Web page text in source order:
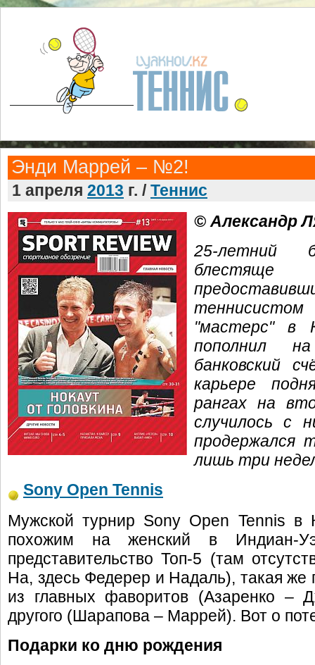
Энди Маррей – №2!
1 апреля 2013 г. / Теннис
© Александр
25-летний
"мастерс" в
пополнил
банковский
карьере
рангах на
случилось с
продержался
лишь три
Sony Open Tennis
Мужской турнир Sony Open Tennis в
похожим на женский в Индиан-
представительство Топ-5 (там
На, здесь Федерер и Надаль), такая же
из главных фаворитов (Азаренко –
другого (Шарапова – Маррей). Вот о
Подарки ко дню рождения